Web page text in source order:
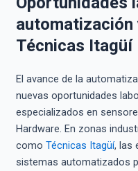
automatización
Técnicas Itagüí
El avance de la
nuevas oportunidades
especializados en
Hardware. En zonas
como Técnicas Itagüí, las
sistemas automatizados